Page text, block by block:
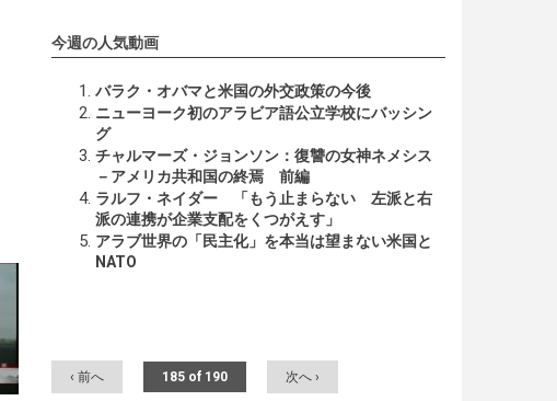
今週の人気動画
バラク・オバマと米国の外交政策の今後
ニューヨーク初のアラビア語公立学校にバッシン
グ
チャルマーズ・ジョンソン：復讐の女神ネメシス
－アメリカ共和国の終焉 前編
ラルフ・ネイダー 「もう止まらない 左派と右
派の連携が企業支配をくつがえす」
アラブ世界の「民主化」を本当は望まない米国と
NATO
‹ 前へ 185 of 190 次へ ›